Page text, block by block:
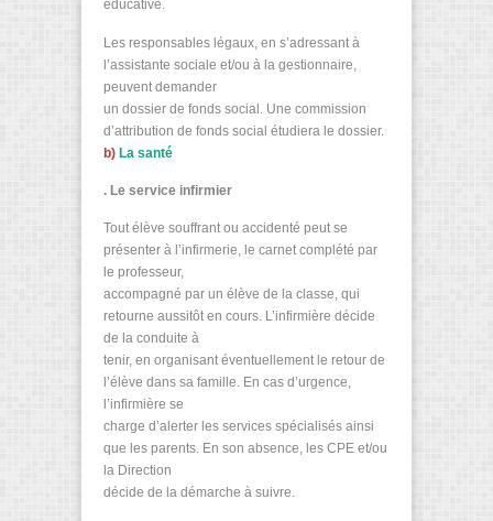
éducative.
Les responsables légaux, en s’adressant à
l’assistante sociale et/ou à la gestionnaire,
peuvent demander
un dossier de fonds social. Une commission
d’attribution de fonds social étudiera le dossier.
b) La santé
. Le service infirmier
Tout élève souffrant ou accidenté peut se
présenter à l’infirmerie, le carnet complété par
le professeur,
accompagné par un élève de la classe, qui
retourne aussitôt en cours. L’infirmière décide
de la conduite à
tenir, en organisant éventuellement le retour de
l’élève dans sa famille. En cas d’urgence,
l’infirmière se
charge d’alerter les services spécialisés ainsi
que les parents. En son absence, les CPE et/ou
la Direction
décide de la démarche à suivre.